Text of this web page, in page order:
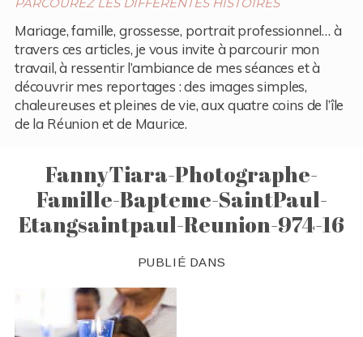
Mariage, famille, grossesse, portrait professionnel… à
travers ces articles, je vous invite à parcourir mon
travail, à ressentir l’ambiance de mes séances et à
découvrir mes reportages : des images simples,
chaleureuses et pleines de vie, aux quatre coins de l’île
de la Réunion et de Maurice.
FannyTiara-Photographe-
Famille-Bapteme-SaintPaul-
Etangsaintpaul-Reunion-974-16
PUBLIÉ DANS